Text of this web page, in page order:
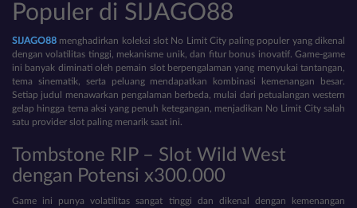
Populer di SIJAGO88
SIJAGO88 menghadirkan koleksi slot No Limit City paling populer yang dikenal
dengan volatilitas tinggi, mekanisme unik, dan fitur bonus inovatif. Game-game
ini banyak diminati oleh pemain slot berpengalaman yang menyukai tantangan,
tema sinematik, serta peluang mendapatkan kombinasi kemenangan besar.
Setiap judul menawarkan pengalaman berbeda, mulai dari petualangan western
gelap hingga tema aksi yang penuh ketegangan, menjadikan No Limit City salah
satu provider slot paling menarik saat ini.
Tombstone RIP – Slot Wild West
dengan Potensi x300.000
Game ini punya volatilitas sangat tinggi dan dikenal dengan kemenangan